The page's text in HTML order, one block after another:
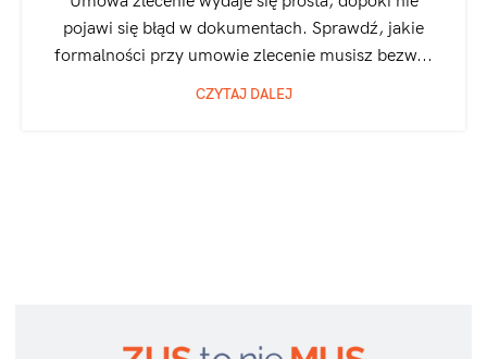
pojawi się błąd w dokumentach. Sprawdź, jakie
formalności przy umowie zlecenie musisz bezw...
CZYTAJ DALEJ